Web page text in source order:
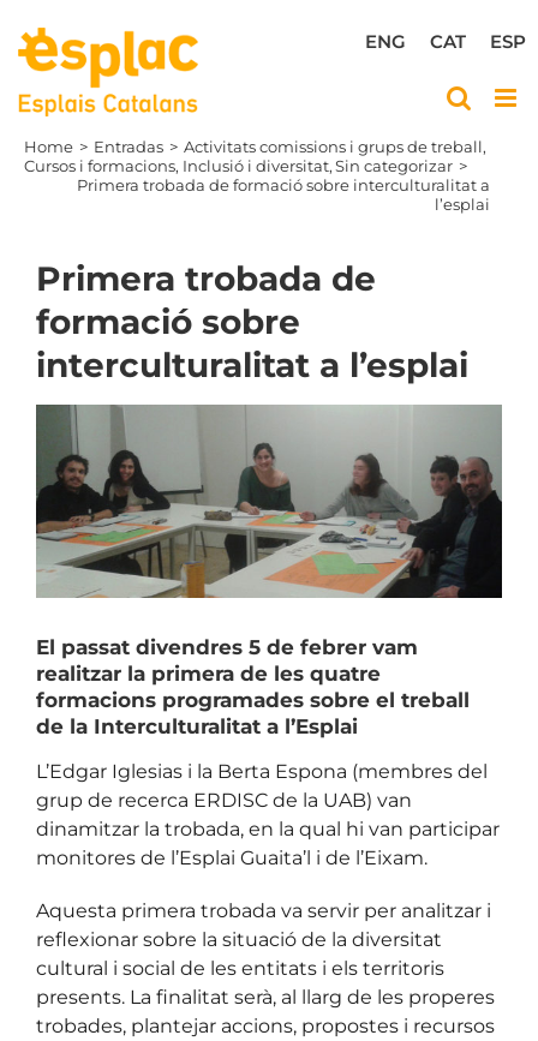
content
ESP
CAT
ENG
Home Entradas
Activitats comissions i grups de treball
Cursos i formacions Inclusió i diversitat Sin categorizar
Primera trobada de formació sobre interculturalitat a
l’esplai
Primera trobada de
formació sobre
interculturalitat a l’esplai
View
Larger
Image
El passat divendres 5 de febrer vam
realitzar la primera de les quatre
formacions programades sobre el treball
de la Interculturalitat a l’Esplai
L’Edgar Iglesias i la Berta Espona (membres del
grup de recerca ERDISC de la UAB) van
dinamitzar la trobada, en la qual hi van participar
monitores de l’Esplai Guaita’l i de l’Eixam.
Aquesta primera trobada va servir per analitzar i
reflexionar sobre la situació de la diversitat
cultural i social de les entitats i els territoris
presents. La finalitat serà, al llarg de les properes
trobades, plantejar accions, propostes i recursos